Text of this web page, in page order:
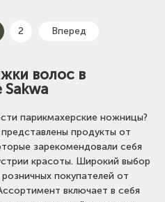
2 Вперед
волос в
Sakwa
парикмахерские ножницы?
продукты от
зарекомендовали себя
красоты. Широкий выбор
покупателей от
включает в себя